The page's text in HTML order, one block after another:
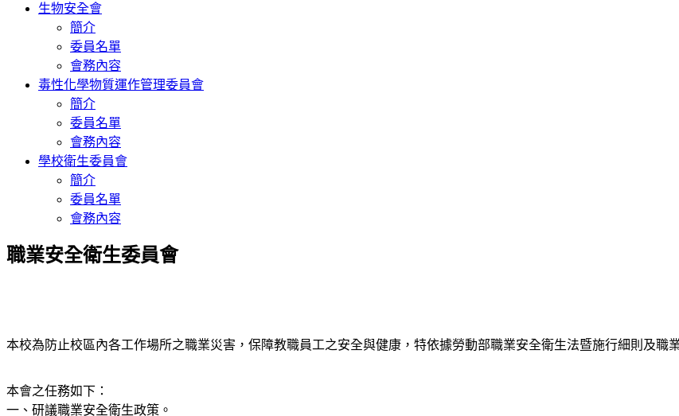
生物安全會
簡介
委員名單
會務內容
毒性化學物質運作管理委員會
簡介
委員名單
會務內容
學校衛生委員會
簡介
委員名單
會務內容
職業安全衛生委員會
本校為防止校區內各工作場所之職業災害，保障教職員工之安全與健康，特依據勞動部職業安全衛生法暨施行細則及職
本會之任務如下：
一、研議職業安全衛生政策。